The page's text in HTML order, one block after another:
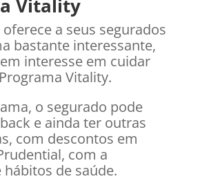
Vitality
a seus segurados
bastante interessante,
interesse em cuidar
Vitality.
o segurado pode
e ainda ter outras
com descontos em
com a
de saúde.